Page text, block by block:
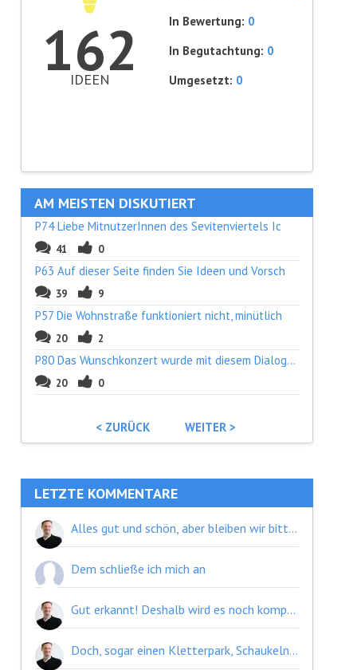
162
IDEEN
In Bewertung: 0
In Begutachtung: 0
Umgesetzt: 0
AM MEISTEN DISKUTIERT
P74 Liebe MitnutzerInnen des Sevitenviertels Ic
41 0
P63 Auf dieser Seite finden Sie Ideen und Vorsch
39 9
P57 Die Wohnstraße funktioniert nicht, minütlich
20 2
P80 Das Wunschkonzert wurde mit diesem Dialogfor
20 0
< ZURÜCK WEITER >
LETZTE KOMMENTARE
Alles gut und schön, aber bleiben wir bitte am Teppich. Wenn ich für die Berechtigung im öffentlichen Raum (Parkpickerl) bezahle, geht aus meinem Rechtsverständnis Niemanden etwas an, wie lange ich dort stehe. Seien es Monate, die Gebühren sind entrichtet! Ob das klug ist oder nicht, haben wir nicht zu entscheiden. Das obliegt immer noch dem freien Willen des/der Besitzer*in. Solange die Garagen über 200,- Eur im Monat kosten, gibt es also keine Alternative und ich sehe das Problem vielmehr darin, dass die politische Führung schon längst vehement versucht, uns die wenigen Parkplätze streitig zu machen.
Dem schließe ich mich an
Gut erkannt! Deshalb wird es noch komplizierter, da verschiedene Generationen und Menschen mit unterschiedlichen Bedürfnissen leben. Das bringt man nur unter einen Hut. Mit Geduld, Veränderungen mit Bedacht verändern und das unter Begutachtungszeitraum.
Doch, sogar einen Kletterpark, Schaukeln und Rutschen - kein Scherz.